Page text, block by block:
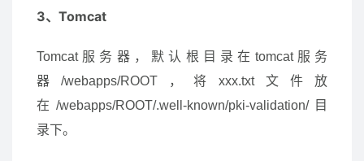
3、Tomcat
Tomcat服务器，默认根目录在tomcat服务
器/webapps/ROOT，将xxx.txt文件放
在/webapps/ROOT/.well-known/pki-validation/目
录下。